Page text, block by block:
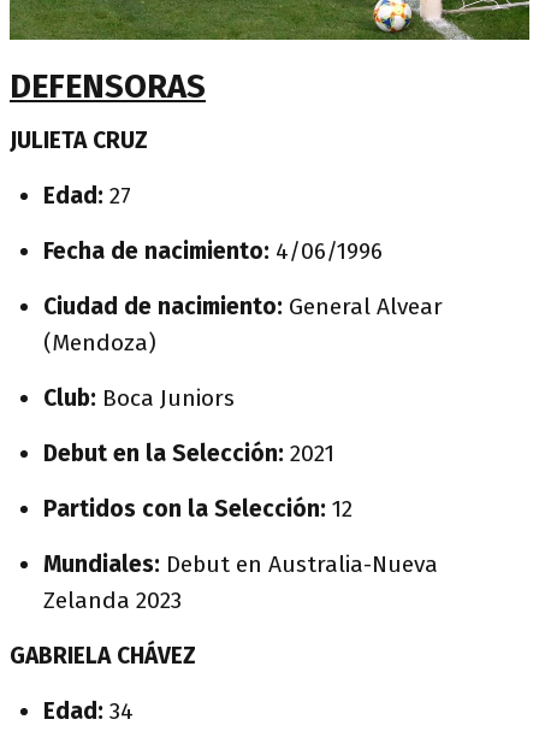
DEFENSORAS
JULIETA CRUZ
Edad: 27
Fecha de nacimiento: 4/06/1996
Ciudad de nacimiento: General Alvear
(Mendoza)
Club: Boca Juniors
Debut en la Selección: 2021
Partidos con la Selección: 12
Mundiales: Debut en Australia-Nueva
Zelanda 2023
GABRIELA CHÁVEZ
Edad: 34